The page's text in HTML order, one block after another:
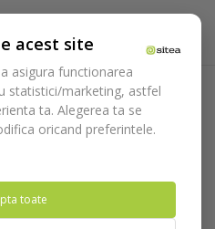
acest site
asigura functionarea
statistici/marketing, astfel
ta. Alegerea ta se
oricand preferintele.
toate
si implantologie
Medesy
Departator gura din
din care accesati website-ul